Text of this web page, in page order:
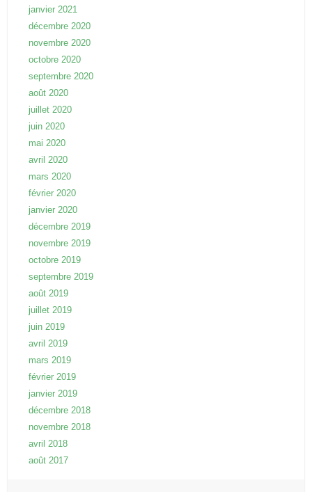
janvier 2021
décembre 2020
novembre 2020
octobre 2020
septembre 2020
août 2020
juillet 2020
juin 2020
mai 2020
avril 2020
mars 2020
février 2020
janvier 2020
décembre 2019
novembre 2019
octobre 2019
septembre 2019
août 2019
juillet 2019
juin 2019
avril 2019
mars 2019
février 2019
janvier 2019
décembre 2018
novembre 2018
avril 2018
août 2017